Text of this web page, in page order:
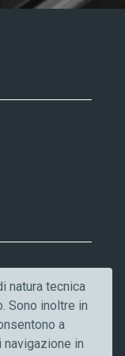
natura tecnica
Sono inoltre in
a
in